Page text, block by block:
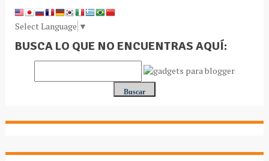
Select Language ▼
BUSCA LO QUE NO ENCUENTRAS AQUÍ: